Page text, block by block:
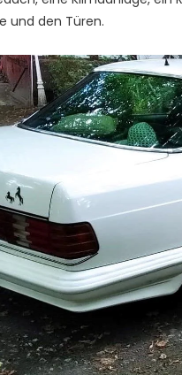
und den Türen.